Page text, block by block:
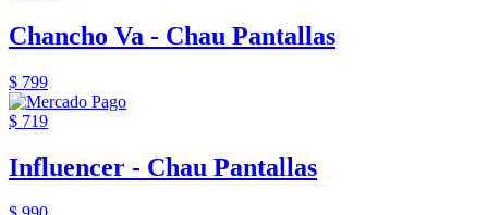
Chancho Va - Chau Pantallas
$ 799
$ 719
Influencer - Chau Pantallas